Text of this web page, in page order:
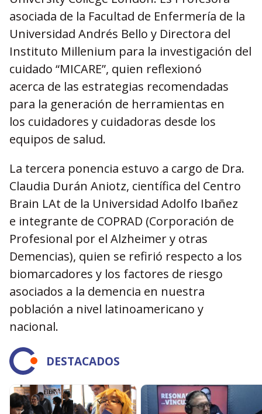
asociada de la Facultad de Enfermería de la
Universidad Andrés Bello y Directora del
Instituto Millenium para la investigación del
cuidado “MICARE”, quien reflexionó
acerca de las estrategias recomendadas
para la generación de herramientas en
los cuidadores y cuidadoras desde los
equipos de salud.
La tercera ponencia estuvo a cargo de Dra.
Claudia Durán Aniotz, científica del Centro
Brain LAt de la Universidad Adolfo Ibañez
e integrante de COPRAD (Corporación de
Profesional por el Alzheimer y otras
Demencias), quien se refirió respecto a los
biomarcadores y los factores de riesgo
asociados a la demencia en nuestra
población a nivel latinoamericano y
nacional.
DESTACADOS